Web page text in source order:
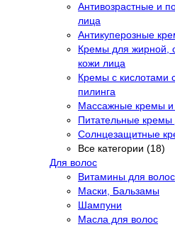
Антивозрастные и
лица
Антикуперозные
Кремы для жирной,
кожи лица
Кремы с кислотами
пилинга
Массажные кремы
Питательные кремы
Солнцезащитные
Все категории (18)
Для волос
Витамины для волос
Маски, Бальзамы
Шампуни
Масла для волос